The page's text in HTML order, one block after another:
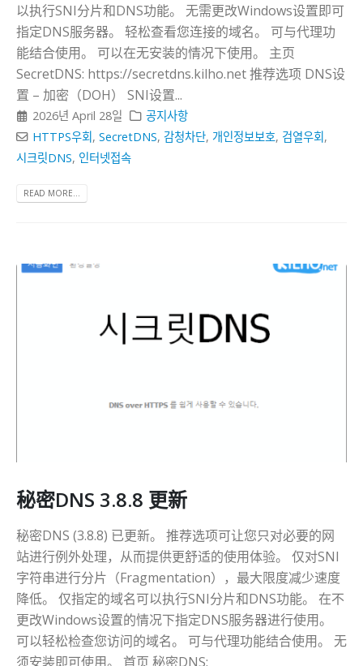
以执行SNI分片和DNS功能。 无需更改Windows设置即可
指定DNS服务器。 轻松查看您连接的域名。 可与代理功
能结合使用。 可以在无安装的情况下使用。 主页
SecretDNS: https://secretdns.kilho.net 推荐选项 DNS设
置 – 加密（DOH） SNI设置...
2026년 April 28일
공지사항
HTTPS우회,SecretDNS,감청차단, 개인정보보호, 검열우회,
시크릿DNS, 인터넷접속
READ MORE...
秘密DNS 3.8.8 更新
秘密DNS (3.8.8) 已更新。 推荐选项可让您只对必要的网
站进行例外处理，从而提供更舒适的使用体验。 仅对SNI
字符串进行分片（Fragmentation），最大限度减少速度
降低。 仅指定的域名可以执行SNI分片和DNS功能。 在不
更改Windows设置的情况下指定DNS服务器进行使用。
可以轻松检查您访问的域名。 可与代理功能结合使用。 无
须安装即可使用。 首页 秘密DNS: